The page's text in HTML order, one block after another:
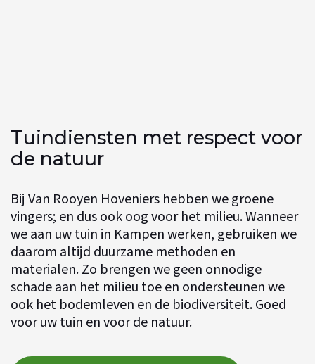
Tuindiensten met respect voor
de natuur
Bij Van Rooyen Hoveniers hebben we groene
vingers; en dus ook oog voor het milieu. Wanneer
we aan uw tuin in Kampen werken, gebruiken we
daarom altijd duurzame methoden en
materialen. Zo brengen we geen onnodige
schade aan het milieu toe en ondersteunen we
ook het bodemleven en de biodiversiteit. Goed
voor uw tuin en voor de natuur.